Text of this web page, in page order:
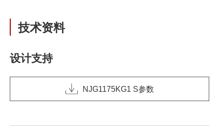
技术资料
设计支持
NJG1175KG1 S参数